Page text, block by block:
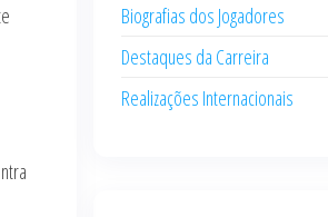
Biografias dos Jogadores
Destaques da Carreira
Realizações Internacionais